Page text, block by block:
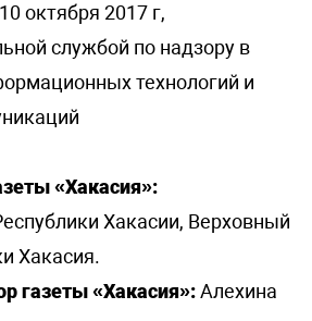
октября 2017 г,
службой по надзору в
технологий и
«Хакасия»:
Хакасии, Верховный
Хакасия.
газеты «Хакасия»:Алехина